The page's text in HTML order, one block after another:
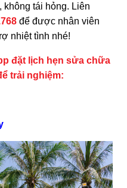
không tái hỏng. Liên
để được nhân viên
nhiệt tình nhé!
đặt lịch hẹn sửa chữa
trải nghiệm: